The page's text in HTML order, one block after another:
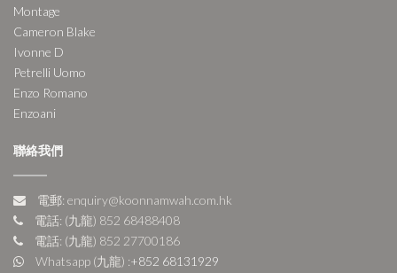
Montage
Cameron Blake
Ivonne D
Petrelli Uomo
Enzo Romano
Enzoani
聯絡我們
電郵: enquiry@koonnamwah.com.hk
電話: (九龍) 852 68488408
電話: (九龍) 852 27700186
Whatsapp (九龍) :+852 68131929